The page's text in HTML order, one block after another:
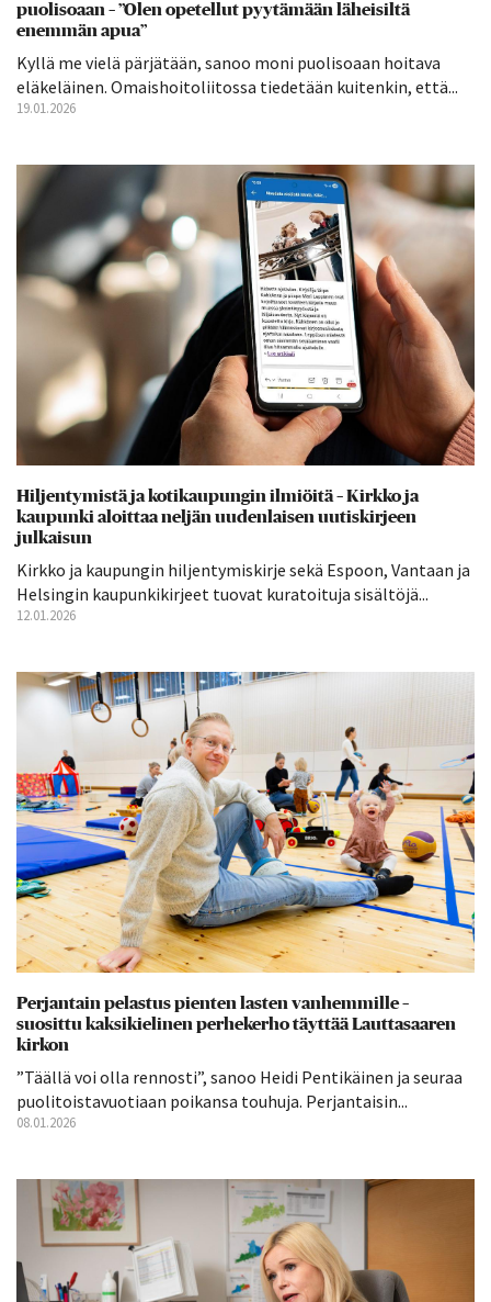
puolisoaan – ”Olen opetellut pyytämään läheisiltä
enemmän apua”
Kyllä me vielä pärjätään, sanoo moni puolisoaan hoitava
eläkeläinen. Omaishoitoliitossa tiedetään kuitenkin, että...
19.01.2026
Hiljentymistä ja kotikaupungin ilmiöitä – Kirkko ja
kaupunki aloittaa neljän uudenlaisen uutiskirjeen
julkaisun
Kirkko ja kaupungin hiljentymiskirje sekä Espoon, Vantaan ja
Helsingin kaupunkikirjeet tuovat kuratoituja sisältöjä...
12.01.2026
Perjantain pelastus pienten lasten vanhemmille –
suosittu kaksikielinen perhekerho täyttää Lauttasaaren
kirkon
”Täällä voi olla rennosti”, sanoo Heidi Pentikäinen ja seuraa
puolitoistavuotiaan poikansa touhuja. Perjantaisin...
08.01.2026